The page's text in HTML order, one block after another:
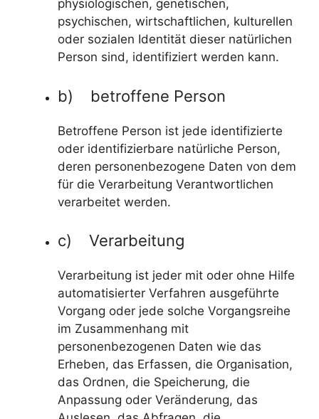
physiologischen, genetischen,
psychischen, wirtschaftlichen, kulturellen
oder sozialen Identität dieser natürlichen
Person sind, identifiziert werden kann.
b) betroffene Person
Betroffene Person ist jede identifizierte
oder identifizierbare natürliche Person,
deren personenbezogene Daten von dem
für die Verarbeitung Verantwortlichen
verarbeitet werden.
c) Verarbeitung
Verarbeitung ist jeder mit oder ohne Hilfe
automatisierter Verfahren ausgeführte
Vorgang oder jede solche Vorgangsreihe
im Zusammenhang mit
personenbezogenen Daten wie das
Erheben, das Erfassen, die Organisation,
das Ordnen, die Speicherung, die
Anpassung oder Veränderung, das